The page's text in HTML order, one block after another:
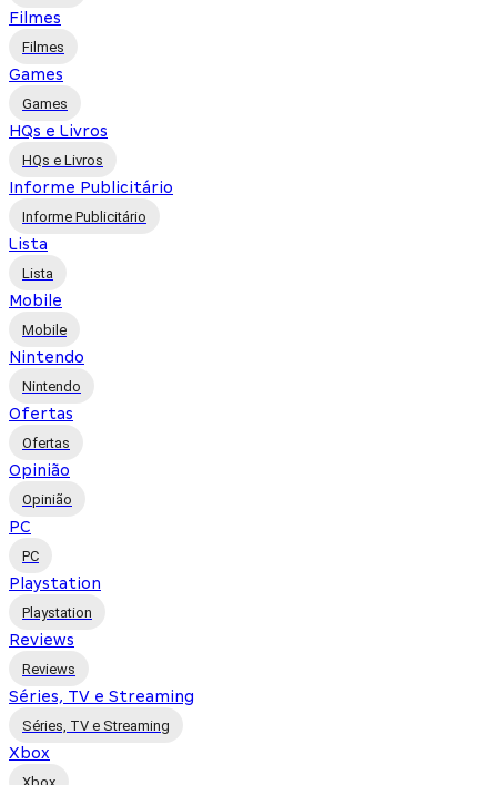
Filmes
Filmes
Games
Games
HQs e Livros
HQs e Livros
Informe Publicitário
Informe Publicitário
Lista
Lista
Mobile
Mobile
Nintendo
Nintendo
Ofertas
Ofertas
Opinião
Opinião
PC
PC
Playstation
Playstation
Reviews
Reviews
Séries, TV e Streaming
Séries, TV e Streaming
Xbox
Xbox